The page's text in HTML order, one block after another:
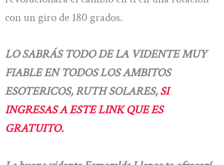
con un giro de 180 grados.
LO SABRÁS TODO DE LA VIDENTE MUY
FIABLE EN TODOS LOS AMBITOS
ESOTERICOS, RUTH SOLARES,SI
INGRESAS A ESTE LINK QUE ES
GRATUITO.